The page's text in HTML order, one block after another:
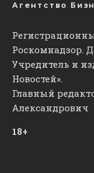
Агентство
Роскомнадзор.
Учредитель и
Новостей».
Главный
Александрович
18+